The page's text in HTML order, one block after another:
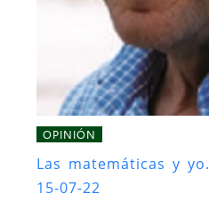
OPINIÓN
Las matemáticas y yo.
15-07-22